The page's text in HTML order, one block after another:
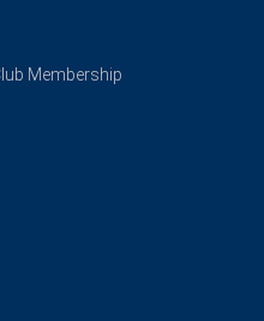
Membership